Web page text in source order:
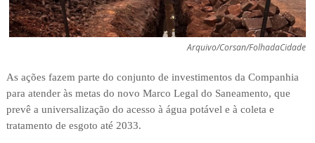
Arquivo/Corsan/FolhadaCidade
As ações fazem parte do conjunto de investimentos da Companhia
para atender às metas do novo Marco Legal do Saneamento, que
prevê a universalização do acesso à água potável e à coleta e
tratamento de esgoto até 2033.